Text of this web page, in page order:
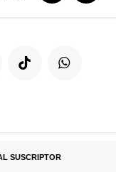
SUSCRIPTOR